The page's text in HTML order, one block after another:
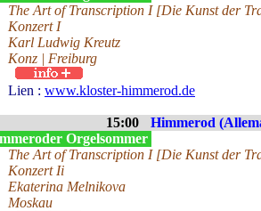
The Art of Transcription I [Die Kunst der
Konzert I
Karl Ludwig Kreutz
Konz | Freiburg
Lien : www.kloster-himmerod.de
15:00 Himmerod
Orgelsommer
The Art of Transcription I [Die Kunst der
Konzert Ii
Ekaterina Melnikova
Moskau